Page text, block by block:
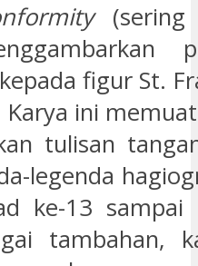
figur St.
ini
tulisan
legenda
ke-13 sampai
tambahan,